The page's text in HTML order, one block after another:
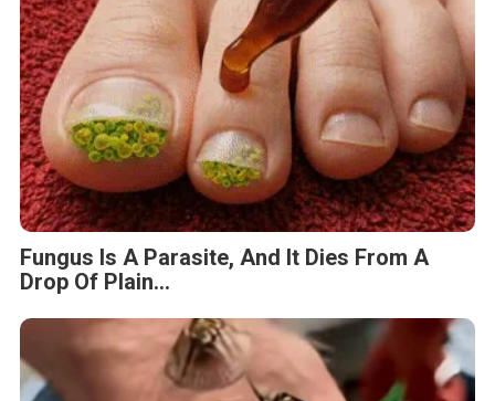
Fungus Is A Parasite, And It Dies From A
Drop Of Plain...